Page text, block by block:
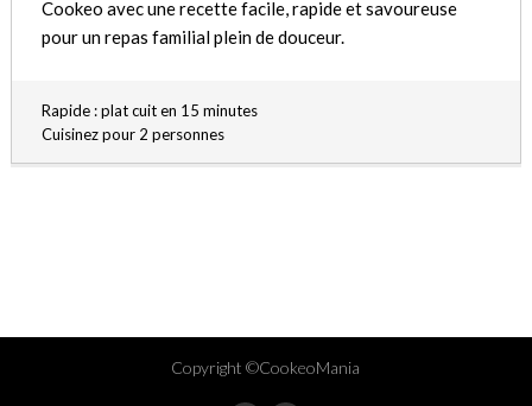
Cookeo avec une recette facile, rapide et savoureuse
pour un repas familial plein de douceur.
Rapide : plat cuit en 15 minutes
Cuisinez pour 2 personnes
Copyright ©CookeoMania